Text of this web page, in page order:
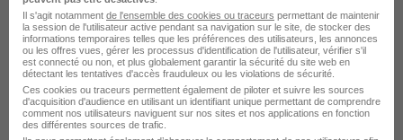
Voir l’offre
il y a 14 jours
Il s'agit notamment de l'ensemble des cookies ou traceurs permettant de maintenir
la session de l'utilisateur active pendant sa navigation sur le site, de stocker des
informations temporaires telles que les préférences des utilisateurs, les annonces
ou les offres vues, gérer les processus d'identification de l'utilisateur, vérifier s'il
est connecté ou non, et plus globalement garantir la sécurité du site web en
détectant les tentatives d'accès frauduleux ou les violations de sécurité.
Ces cookies ou traceurs permettent également de piloter et suivre les sources
d'acquisition d'audience en utilisant un identifiant unique permettant de comprendre
comment nos utilisateurs naviguent sur nos sites et nos applications en fonction
des différentes sources de trafic.